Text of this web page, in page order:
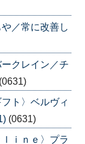
／常に改善し
クレイン／チ
(0631)
ト〉ベルヴィ
(0631)
ｉｎｅ〉プラ